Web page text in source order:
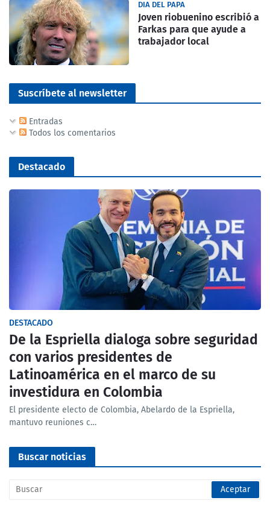
DIA DEL PAPA
Joven riobuenino escribió a
Farkas para que ayude a
trabajador local
Suscríbete al newsletter
Entradas
Todos los comentarios
Destacado
DESTACADO
De la Espriella dialoga sobre seguridad
con varios presidentes de
Latinoamérica en el marco de su
investidura en Colombia
El presidente electo de Colombia, Abelardo de la Espriella,
mantuvo reuniones c…
Buscar noticias